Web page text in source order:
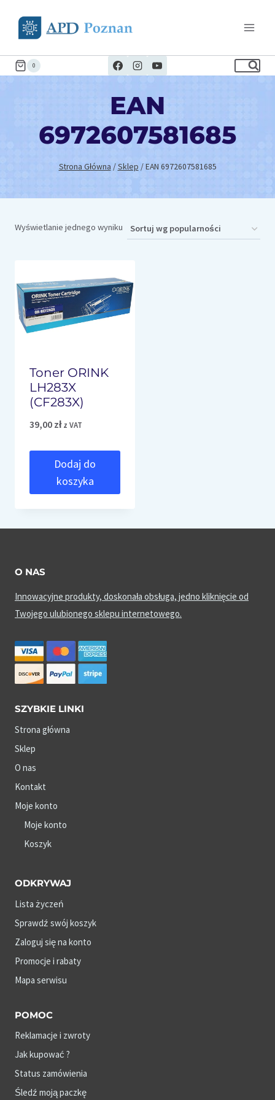
0
EAN
6972607581685
Strona Główna / Sklep / EAN 6972607581685
Wyświetlanie jednego wyniku
Toner ORINK
LH283X
(CF283X)
39,00 zł z VAT
Dodaj do
koszyka
O NAS
Innowacyjne produkty, doskonała obsługa, jedno kliknięcie od
Twojego ulubionego sklepu internetowego.
SZYBKIE LINKI
Strona główna
Sklep
O nas
Kontakt
Moje konto
Moje konto
Koszyk
ODKRYWAJ
Lista życzeń
Sprawdź swój koszyk
Zaloguj się na konto
Promocje i rabaty
Mapa serwisu
POMOC
Reklamacje i zwroty
Jak kupować ?
Status zamówienia
Śledź moją paczkę